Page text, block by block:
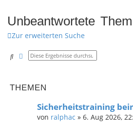
Unbeantwortete
Zur erweiterten Suche
SucheErweiterte Suche
THEMEN
Sicherheitstraining
von ralphac » 6. Aug 2026,